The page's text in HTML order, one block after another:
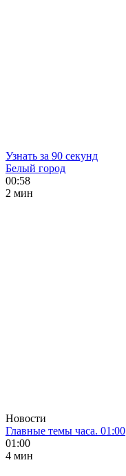
Узнать за 90 секунд
Белый город
00:58
2 мин
Новости
Главные темы часа. 01:00
01:00
4 мин